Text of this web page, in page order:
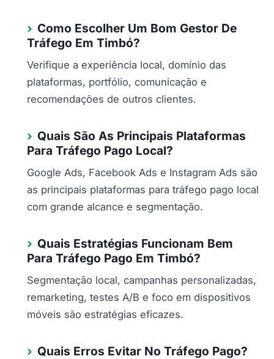
Como Escolher Um Bom Gestor De
Tráfego Em Timbó?
Verifique a experiência local, domínio das
plataformas, portfólio, comunicação e
recomendações de outros clientes.
Quais São As Principais Plataformas
Para Tráfego Pago Local?
Google Ads, Facebook Ads e Instagram Ads são
as principais plataformas para tráfego pago local
com grande alcance e segmentação.
Quais Estratégias Funcionam Bem
Para Tráfego Pago Em Timbó?
Segmentação local, campanhas personalizadas,
remarketing, testes A/B e foco em dispositivos
móveis são estratégias eficazes.
Quais Erros Evitar No Tráfego Pago?